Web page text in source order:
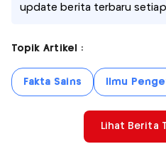
update berita terbaru setiap
Topik Artikel :
Fakta Sains Ilmu
Lihat Berita